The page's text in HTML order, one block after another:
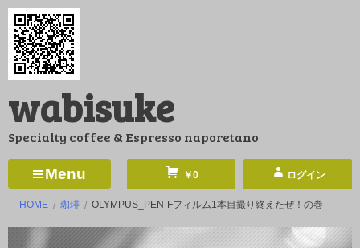
コ
ン
ツ
ス
ッ
wabisuke
Specialty coffee & Espresso naporetano
Menu ￥0 ログイン
HOME 珈琲 OLYMPUS_PEN-Fフィルム1本目撮り終えたぜ！の巻